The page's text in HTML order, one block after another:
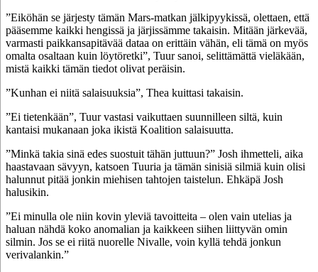
”Eiköhän se järjesty tämän Mars-matkan jälkipyykissä, olettaen, että
pääsemme kaikki hengissä ja järjissämme takaisin. Mitään järkevää,
varmasti paikkansapitävää dataa on erittäin vähän, eli tämä on myös
omalta osaltaan kuin löytöretki”, Tuur sanoi, selittämättä vieläkään,
mistä kaikki tämän tiedot olivat peräisin.
”Kunhan ei niitä salaisuuksia”, Thea kuittasi takaisin.
”Ei tietenkään”, Tuur vastasi vaikuttaen suunnilleen siltä, kuin
kantaisi mukanaan joka ikistä Koalition salaisuutta.
”Minkä takia sinä edes suostuit tähän juttuun?” Josh ihmetteli, aika
haastavaan sävyyn, katsoen Tuuria ja tämän sinisiä silmiä kuin olisi
halunnut pitää jonkin miehisen tahtojen taistelun. Ehkäpä Josh
halusikin.
”Ei minulla ole niin kovin yleviä tavoitteita – olen vain utelias ja
haluan nähdä koko anomalian ja kaikkeen siihen liittyvän omin
silmin. Jos se ei riitä nuorelle Nivalle, voin kyllä tehdä jonkun
verivalankin.”